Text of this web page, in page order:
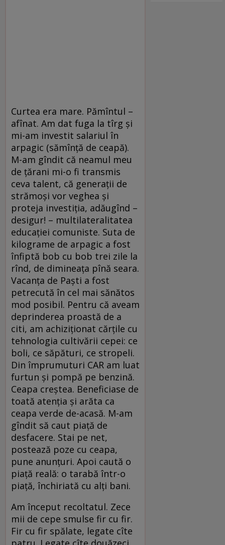
Curtea era mare. Pămîntul –
afînat. Am dat fuga la tîrg şi
mi-am investit salariul în
arpagic (sămînţă de ceapă).
M-am gîndit că neamul meu
de ţărani mi-o fi transmis
ceva talent, că generaţii de
strămoşi vor veghea şi
proteja investiţia, adăugînd –
desigur! – multilateralitatea
educaţiei comuniste. Suta de
kilograme de arpagic a fost
înfiptă bob cu bob trei zile la
rînd, de dimineaţa pînă seara.
Vacanţa de Paşti a fost
petrecută în cel mai sănătos
mod posibil. Pentru că aveam
deprinderea proastă de a
citi, am achiziţionat cărţile cu
tehnologia cultivării cepei: ce
boli, ce săpături, ce stropeli.
Din împrumuturi CAR am luat
furtun şi pompă pe benzină.
Ceapa creştea. Beneficiase de
toată atenţia şi arăta ca
ceapa verde de-acasă. M-am
gîndit să caut piaţă de
desfacere. Stai pe net,
postează poze cu ceapa,
pune anunţuri. Apoi caută o
piaţă reală: o tarabă într-o
piaţă, închiriată cu alţi bani.
Am început recoltatul. Zece
mii de cepe smulse fir cu fir.
Fir cu fir spălate, legate cîte